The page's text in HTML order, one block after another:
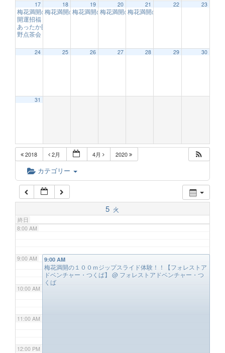
17
梅花満開の１００ｍジップスライド体験！！【フォレストアドベンチャー
開運招福「福来（ふくれ）梅の枝」
あったか囲炉裏で梅見
野点茶会
18
梅花満開の１００ｍジップスライド体験！！【フォレストアドベ
19
梅花満開の１００ｍジップスライド体験！！【フォレ
20
梅花満開の１００ｍジップスライド体験！
21
梅花満開の１００ｍジップスライ
22 23
24 25 26 27 28 29 30
31
2018 2月 4月 2020
カテゴリー
5 火
終日
1:00 AM
2:00 AM
6:00 AM
7:00 AM
8:00 AM
9:00 AM
10:00 AM
11:00 AM
12:00 PM
9:00 AM
梅花満開の１００ｍジップスライド体験！！【フォレストア
ドベンチャー・つくば】 @ フォレストアドベンチャー・つ
くば